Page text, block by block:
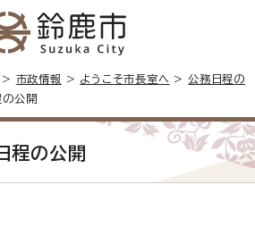
> 市政情報 > ようこそ市長室へ >公務日程の
公開
の公開